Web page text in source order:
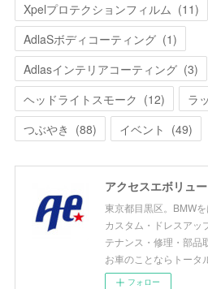
Xpelプロテクションフィルム (11)
AdlaSボディコーティング (1)
Adlasインテリアコーティング (3)
ヘッドライトスモーク (12) ラ
つぶやき (88) イベント (49)
東京都目黒区。BMW
カスタム・ドレスアッ
テナンス・修理・部品
お車のことならトータ
フォロー